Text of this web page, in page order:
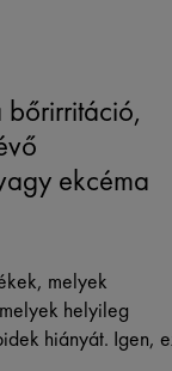
ekcéma
melyek
helyileg
hiányát. Igen,